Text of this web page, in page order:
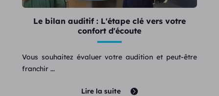
Le bilan auditif : L'étape clé vers votre
confort d'écoute
Vous souhaitez évaluer votre audition et peut-être
franchir ...
Lire la suite